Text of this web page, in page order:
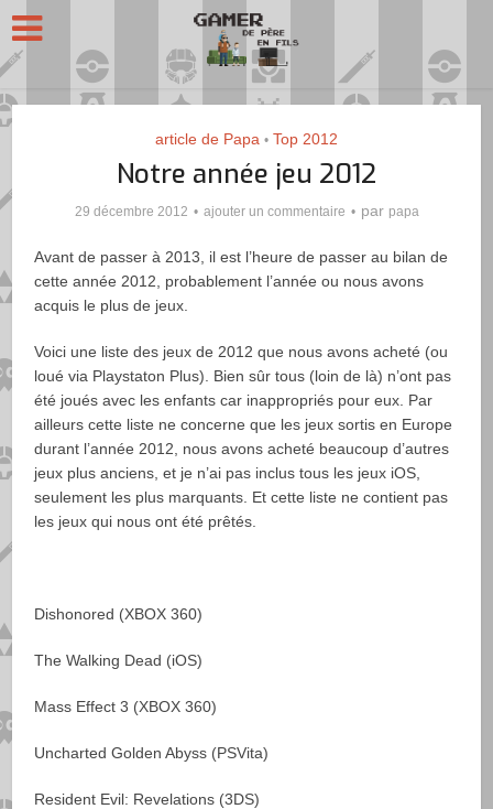
article de Papa • Top 2012
Notre année jeu 2012
29 décembre 2012 ajouter un commentaire par papa
Avant de passer à 2013, il est l’heure de passer au bilan de
cette année 2012, probablement l’année ou nous avons
acquis le plus de jeux.
Voici une liste des jeux de 2012 que nous avons acheté (ou
loué via Playstaton Plus). Bien sûr tous (loin de là) n’ont pas
été joués avec les enfants car inappropriés pour eux. Par
ailleurs cette liste ne concerne que les jeux sortis en Europe
durant l’année 2012, nous avons acheté beaucoup d’autres
jeux plus anciens, et je n’ai pas inclus tous les jeux iOS,
seulement les plus marquants. Et cette liste ne contient pas
les jeux qui nous ont été prêtés.
Dishonored (XBOX 360)
The Walking Dead (iOS)
Mass Effect 3 (XBOX 360)
Uncharted Golden Abyss (PSVita)
Resident Evil: Revelations (3DS)